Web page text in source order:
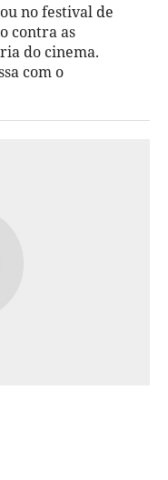
no festival de
contra as
do cinema.
com o